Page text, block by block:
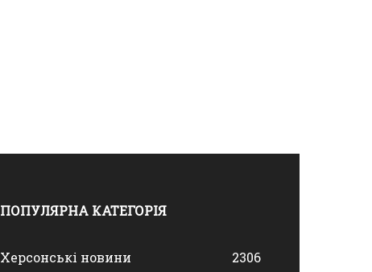
ПОПУЛЯРНА КАТЕГОРІЯ
Херсонські новини 2306